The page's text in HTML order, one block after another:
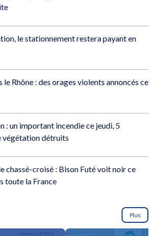
le stationnement restera payant en
le Rhône : des orages violents annoncés ce
: un important incendie ce jeudi, 5
végétation détruits
chassé-croisé : Bison Futé voit noir ce
toute la France
Plus